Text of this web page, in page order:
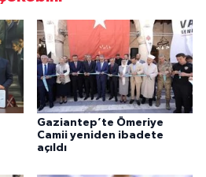
Gaziantep’te Ömeriye
Camii yeniden ibadete
açıldı